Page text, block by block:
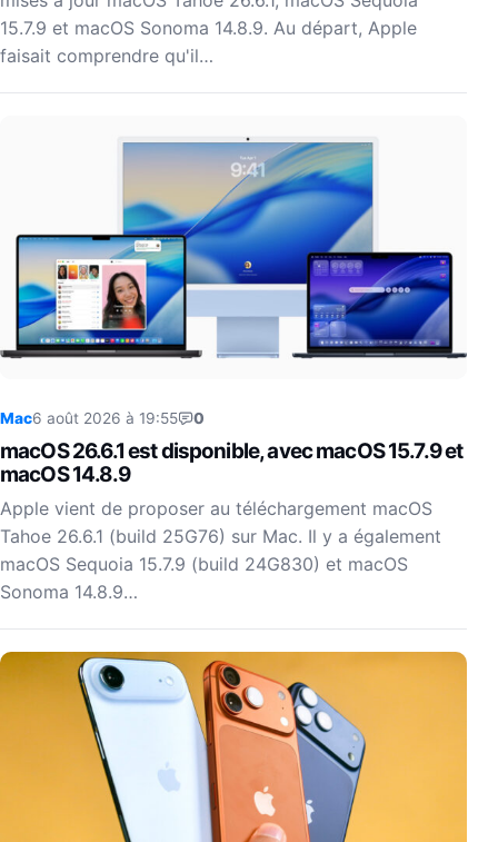
15.7.9 et macOS Sonoma 14.8.9. Au départ, Apple
faisait comprendre qu'il…
Mac6 août 2026 à 19:55 0
macOS 26.6.1 est disponible, avec macOS 15.7.9 et
macOS 14.8.9
Apple vient de proposer au téléchargement macOS
Tahoe 26.6.1 (build 25G76) sur Mac. Il y a également
macOS Sequoia 15.7.9 (build 24G830) et macOS
Sonoma 14.8.9…